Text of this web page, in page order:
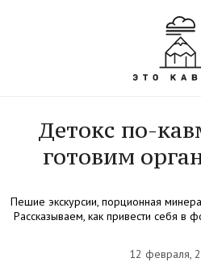
Детокс по-
готовим
Пешие экскурсии, порционная
Рассказываем, как привести себя
12 февраля,